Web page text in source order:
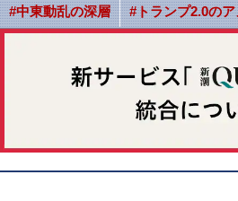
#中東動乱の深層 #トランプ2.0の